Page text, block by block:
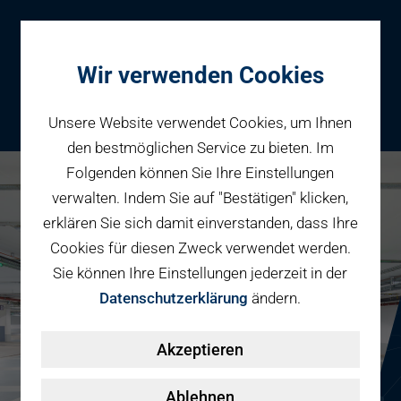
Parken
Reservieren
Fahrradparken
Geschäftspartner
Parkraumbewirtschaftung
Smart Mobility Hubs
Services
Karriere bei PBW
Wir verwenden Cookies
Unsere Website verwendet Cookies, um Ihnen
den bestmöglichen Service zu bieten. Im
Folgenden können Sie Ihre Einstellungen
verwalten. Indem Sie auf "Bestätigen" klicken,
erklären Sie sich damit einverstanden, dass Ihre
Cookies für diesen Zweck verwendet werden.
Sie können Ihre Einstellungen jederzeit in der
Datenschutzerklärung ändern.
Akzeptieren
Ablehnen